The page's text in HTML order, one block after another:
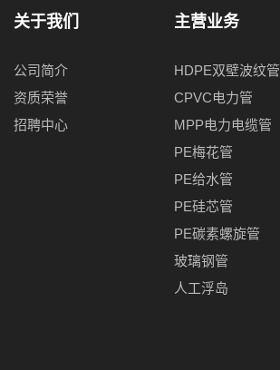
关于我们
公司简介
资质荣誉
招聘中心
主营业务
HDPE双壁波纹管
CPVC电力管
MPP电力电缆管
PE梅花管
PE给水管
PE硅芯管
PE碳素螺旋管
玻璃钢管
人工浮岛